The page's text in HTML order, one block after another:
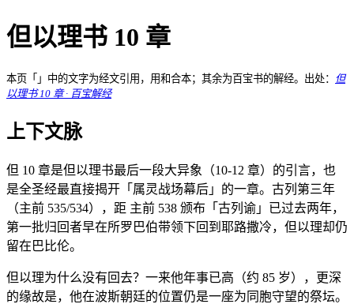
但以理书 10 章
本页「」中的文字为经文引用，用和合本；其余为百宝书的解经。出处：
但
以理书 10 章 · 百宝解经
上下文脉
但 10 章是但以理书最后一段大异象（10-12 章）的引言，也
是全圣经最直接揭开「属灵战场幕后」的一章。古列第三年
（主前 535/534），距 主前 538 颁布「古列谕」已过去两年，
第一批归回者早在所罗巴伯带领下回到耶路撒冷，但以理却仍
留在巴比伦。
但以理为什么没有回去？一来他年事已高（约 85 岁），更深
的缘故是，他在波斯朝廷的位置仍是一座为同胞守望的祭坛。